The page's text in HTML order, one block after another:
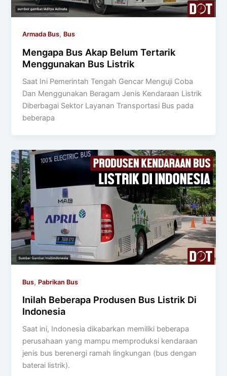
Armada Bus, Bus
Mengapa Bus Akap Belum Tertarik
Menggunakan Bus Listrik
Saat Ini Pemerintah Tengah Gencar Menguji Coba
Dan Menggunakan Beragam Jenis Kendaraan Listrik
Diberbagai Sektor Layanan Transportasi Bus pada
beberapa
Bus, Pabrikan Bus
Inilah Beberapa Produsen Bus Listrik Di
Indonesia
Saat ini, Indonesia dikabarkan memiliki beberapa
perusahaan yang mampu memproduksi kendaraan
jenis bus berenergi ramah lingkungan (bus dengan
baterai listrik).